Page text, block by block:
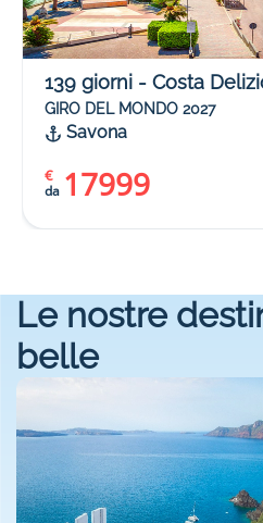
139 giorni - Costa
GIRO DEL MONDO 2027
Savona
da 17999
€
Le nostre
belle